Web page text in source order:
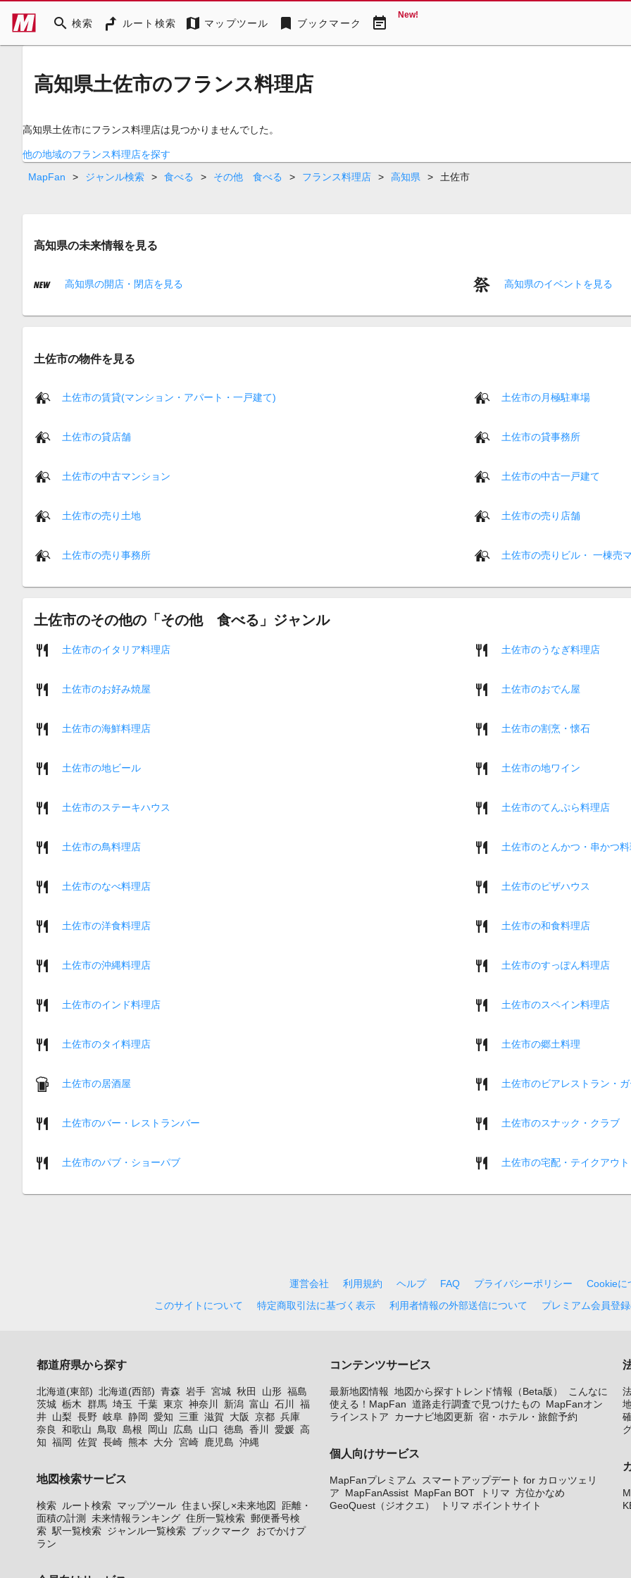
search 検索 ルート検索 map マップツール bookmark ブックマーク event_note New!
高知県土佐市のフランス料理店
高知県土佐市にフランス料理店は見つかりませんでした。
他の地域のフランス料理店を探す
MapFan
> ジャンル検索 > 食べる > その他 食べる > フランス料理店 > 高知県 > 土佐市
高知県の未来情報を見る
高知県の開店・閉店を見る 高知県のイベントを見る
土佐市の物件を見る
土佐市の賃貸(マンション・アパート・一戸建て) 土佐市の月極駐車場
土佐市の貸店舗 土佐市の貸事務所
土佐市の中古マンション 土佐市の中古一戸建て
土佐市の売り土地 土佐市の売り店舗
土佐市の売り事務所 土佐市の売りビル・ 一棟売
土佐市のその他の「その他 食べる」ジャンル
土佐市のイタリア料理店 土佐市のうなぎ料理店
土佐市のお好み焼屋 土佐市のおでん屋
土佐市の海鮮料理店 土佐市の割烹・懐石
土佐市の地ビール 土佐市の地ワイン
土佐市のステーキハウス 土佐市のてんぷら料理店
土佐市の鳥料理店 土佐市のとんかつ・串かつ
土佐市のなべ料理店 土佐市のピザハウス
土佐市の洋食料理店 土佐市の和食料理店
土佐市の沖縄料理店 土佐市のすっぽん料理店
土佐市のインド料理店 土佐市のスペイン料理店
土佐市のタイ料理店 土佐市の郷土料理
土佐市の居酒屋 土佐市のビアレストラン・
土佐市のバー・レストランバー 土佐市のスナック・クラブ
土佐市のパブ・ショーパブ 土佐市の宅配・テイクアウト
運営会社 利用規約 ヘルプ FAQ プライバシーポリシー
Cookieに
このサイトについて
特定商取引法に基づく表示 利用者情報の外部送信について プレミアム会員登
都道府県から探す
北海道(東部) 北海道(西部) 青森 岩手 宮城 秋田 山形 福島
茨城 栃木 群馬 埼玉 千葉 東京 神奈川 新潟 富山 石川
福
井 山梨 長野 岐阜 静岡 愛知 三重 滋賀 大阪 京都 兵庫
奈良
和歌山 鳥取 島根 岡山 広島 山口 徳島 香川 愛媛 高
知 福岡 佐賀 長崎 熊本 大分 宮崎 鹿児島 沖縄
地図検索サービス
検索 ルート検索 マップツール 住まい探し×未来地図
距離・
面積の計測 未来情報ランキング 住所一覧検索 郵便番号検
索 駅一覧検索 ジャンル一覧検索 ブックマーク
おでかけプ
ラン
コンテンツサービス
最新地図情報 地図から探すトレンド情報（Beta版）
こんなに
使える！MapFan 道路走行調査で見つけたもの MapFanオン
ラインストア
カーナビ地図更新 宿・ホテル・旅館予約
個人向けサービス
MapFanプレミアム
スマートアップデート for カロッツェリ
ア
MapFanAssist MapFan BOT トリマ 方位かなめ
GeoQuest（ジオクエ）
トリマ ポイントサイト